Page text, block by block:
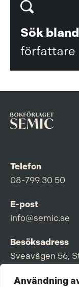
Användning
Sök
författare
Telefon
08-799 30 50
E-post
info@semic.se
Besöksadress
Sveavägen 56,
Postadress